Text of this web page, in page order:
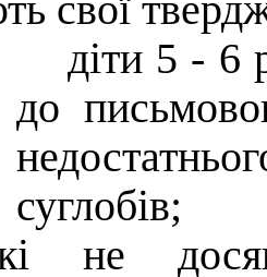
діти 5 - 6
до
суглобів;
не